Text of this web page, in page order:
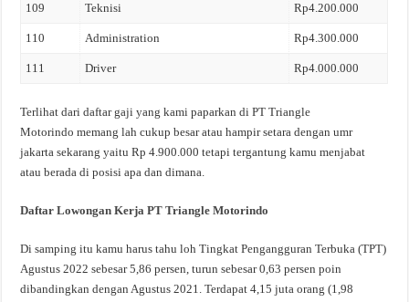
109 Teknisi Rp4.200.000
110 Administration Rp4.300.000
111 Driver Rp4.000.000
Terlihat dari daftar gaji yang kami paparkan di PT Triangle
Motorindo memang lah cukup besar atau hampir setara dengan umr
jakarta sekarang yaitu Rp 4.900.000 tetapi tergantung kamu menjabat
atau berada di posisi apa dan dimana.
Daftar Lowongan Kerja PT Triangle Motorindo
Di samping itu kamu harus tahu loh Tingkat Pengangguran Terbuka (TPT)
Agustus 2022 sebesar 5,86 persen, turun sebesar 0,63 persen poin
dibandingkan dengan Agustus 2021. Terdapat 4,15 juta orang (1,98